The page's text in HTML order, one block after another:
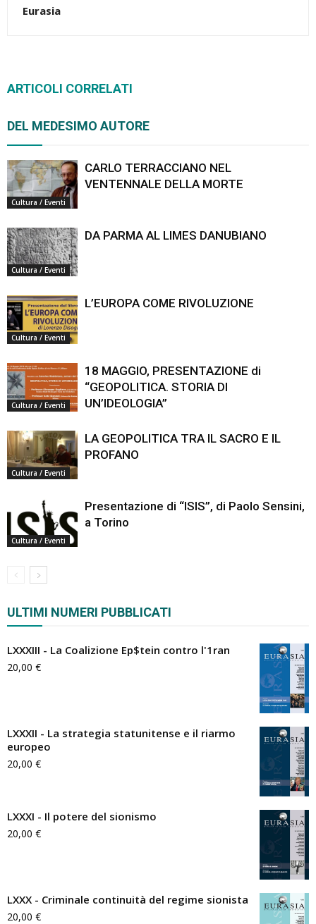
Eurasia
ARTICOLI CORRELATI
DEL MEDESIMO AUTORE
Cultura / Eventi
CARLO TERRACCIANO NEL
VENTENNALE DELLA MORTE
Cultura / Eventi
DA PARMA AL LIMES DANUBIANO
Cultura / Eventi
L’EUROPA COME RIVOLUZIONE
Cultura / Eventi
18 MAGGIO, PRESENTAZIONE di
“GEOPOLITICA. STORIA DI
UN’IDEOLOGIA”
Cultura / Eventi
LA GEOPOLITICA TRA IL SACRO E IL
PROFANO
Cultura / Eventi
Presentazione di “ISIS”, di Paolo Sensini,
a Torino
ULTIMI NUMERI PUBBLICATI
LXXXIII - La Coalizione Ep$tein contro l'1ran
20,00 €
LXXXII - La strategia statunitense e il riarmo
europeo
20,00 €
LXXXI - Il potere del sionismo
20,00 €
LXXX - Criminale continuità del regime sionista
20,00 €